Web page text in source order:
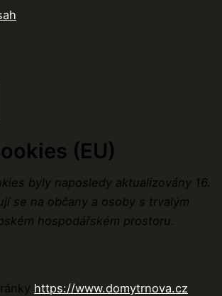
(EU)
byly naposledy aktualizovány 16.
se na občany a osoby s trvalým
hospodářském prostoru.
https://www.domytrnova.cz